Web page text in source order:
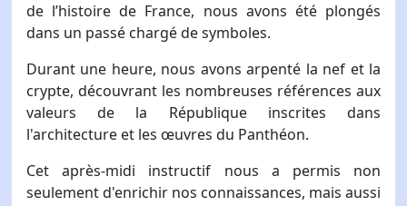
de l’histoire de France, nous avons été plongés
dans un passé chargé de symboles.
Durant une heure, nous avons arpenté la nef et la
crypte, découvrant les nombreuses références aux
valeurs de la République inscrites dans
l'architecture et les œuvres du Panthéon.
Cet après-midi instructif nous a permis non
seulement d'enrichir nos connaissances, mais aussi